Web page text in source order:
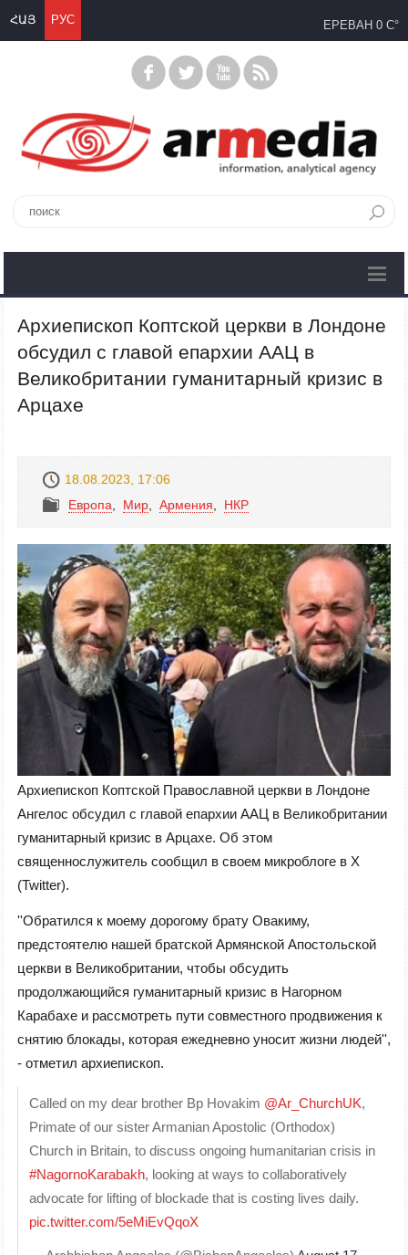
ՀԱՅ РУС ЕРЕВАН 0 C°
Архиепископ Коптской церкви в Лондоне
обсудил с главой епархии ААЦ в
Великобритании гуманитарный кризис в
Арцахе
18.08.2023, 17:06
Европа
Mир Армения НКР
Архиепископ Коптской Православной церкви в Лондоне
Ангелос обсудил с главой епархии ААЦ в Великобритании
гуманитарный кризис в Арцахе. Об этом
священнослужитель сообщил в своем микроблоге в Х
(Twitter).
''Обратился к моему дорогому брату Овакиму,
предстоятелю нашей братской Армянской Апостольской
церкви в Великобритании, чтобы обсудить
продолжающийся гуманитарный кризис в Нагорном
Карабахе и рассмотреть пути совместного продвижения к
снятию блокады, которая ежедневно уносит жизни людей'',
- отметил архиепископ.
Called on my dear brother Bp Hovakim @Ar_ChurchUK,
Primate of our sister Armanian Apostolic (Orthodox)
Church in Britain, to discuss ongoing humanitarian crisis in
#NagornoKarabakh, looking at ways to collaboratively
advocate for lifting of blockade that is costing lives daily.
pic.twitter.com/5eMiEvQqoX